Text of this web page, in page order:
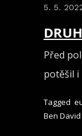
5. 5.
Před
potěšil i
Tagged
Ben David